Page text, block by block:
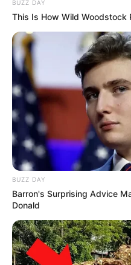
BUZZ DAY
This Is How Wild Woodstock
BUZZ DAY
Barron's Surprising Advice
Donald